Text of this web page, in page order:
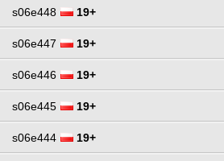
s06e448 19+
s06e447 19+
s06e446 19+
s06e445 19+
s06e444 19+